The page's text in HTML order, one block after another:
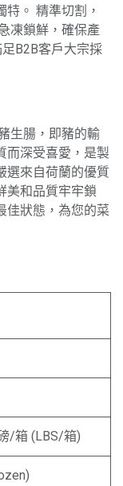
。 精準切割，
凍鎖鮮，確保產
B2B客戶大宗採
生腸，即豬的輸
而深受喜愛，是製
選來自荷蘭的優質
美和品質牢牢鎖
佳狀態，為您的菜
/箱 (LBS/箱)